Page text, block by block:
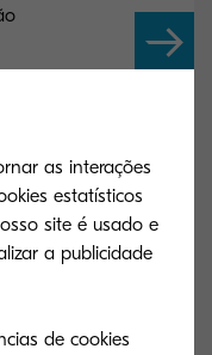
as interações
estatísticos
site é usado e
a publicidade
de cookies